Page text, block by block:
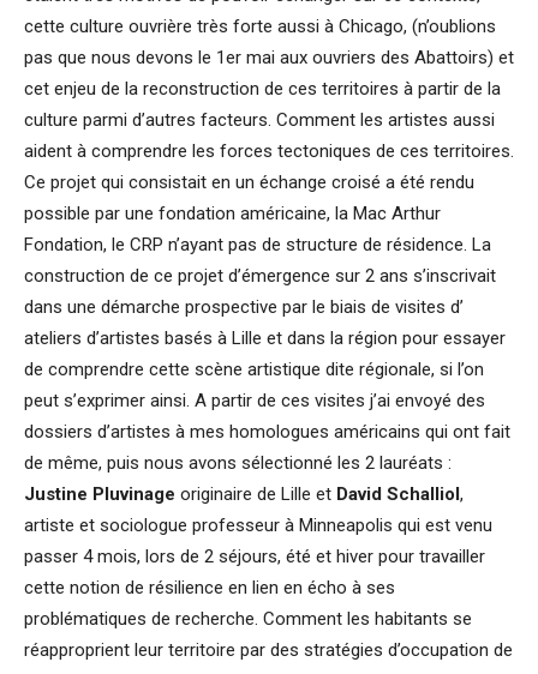
cette culture ouvrière très forte aussi à Chicago, (n’oublions
pas que nous devons le 1er mai aux ouvriers des Abattoirs) et
cet enjeu de la reconstruction de ces territoires à partir de la
culture parmi d’autres facteurs. Comment les artistes aussi
aident à comprendre les forces tectoniques de ces territoires.
Ce projet qui consistait en un échange croisé a été rendu
possible par une fondation américaine, la Mac Arthur
Fondation, le CRP n’ayant pas de structure de résidence. La
construction de ce projet d’émergence sur 2 ans s’inscrivait
dans une démarche prospective par le biais de visites d’
ateliers d’artistes basés à Lille et dans la région pour essayer
de comprendre cette scène artistique dite régionale, si l’on
peut s’exprimer ainsi. A partir de ces visites j’ai envoyé des
dossiers d’artistes à mes homologues américains qui ont fait
de même, puis nous avons sélectionné les 2 lauréats :
Justine Pluvinage originaire de Lille et David Schalliol,
artiste et sociologue professeur à Minneapolis qui est venu
passer 4 mois, lors de 2 séjours, été et hiver pour travailler
cette notion de résilience en lien en écho à ses
problématiques de recherche. Comment les habitants se
réapproprient leur territoire par des stratégies d’occupation de